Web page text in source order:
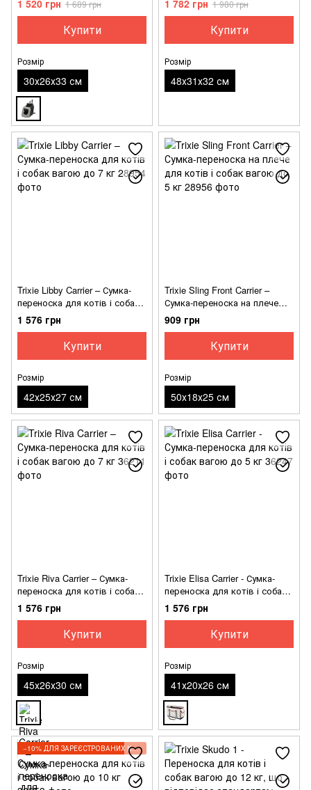
1 520 грн 1 689 грн
Купити
Розмір
30х26х33 см
1 782 грн 1 980 грн
Купити
Розмір
48х31х32 см
Trixie Libby Carrier – Сумка-
переноска для котів і собак
вагою до 7 кг
1 576 грн
Купити
Розмір
42х25х27 см
Trixie Sling Front Carrier –
Сумка-переноска на плече
для котів і собак вагою до 5
кг
909 грн
Купити
Розмір
50х18х25 см
Trixie Riva Carrier – Сумка-
переноска для котів і собак
вагою до 7 кг
1 576 грн
Купити
Розмір
45х26х30 см
Trixie Elisa Carrier - Сумка-
переноска для котів і собак
вагою до 5 кг
1 576 грн
Купити
Розмір
41х20х26 см
−10% ДЛЯ ЗАРЕЄСТРОВАНИХ КЛІЄНТІВ